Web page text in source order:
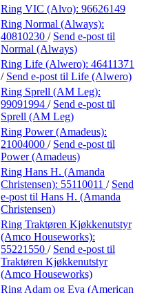
Ring VIC (Alvo): 96626149
Ring Normal (Always):
40810230 / Send e-post til
Normal (Always)
Ring Life (Alwero): 46411371
/ Send e-post til Life (Alwero)
Ring Sprell (AM Leg):
99091994 / Send e-post til
Sprell (AM Leg)
Ring Power (Amadeus):
21004000 / Send e-post til
Power (Amadeus)
Ring Hans H. (Amanda
Christensen): 55110011 / Send
e-post til Hans H. (Amanda
Christensen)
Ring Traktøren Kjøkkenutstyr
(Amco Houseworks):
55221550 / Send e-post til
Traktøren Kjøkkenutstyr
(Amco Houseworks)
Ring Adam og Eva (American